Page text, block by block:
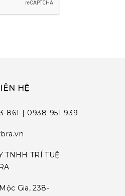
HỆ
861 | 0938 951 939
TNHH TRÍ TUỆ
Gia, 238-